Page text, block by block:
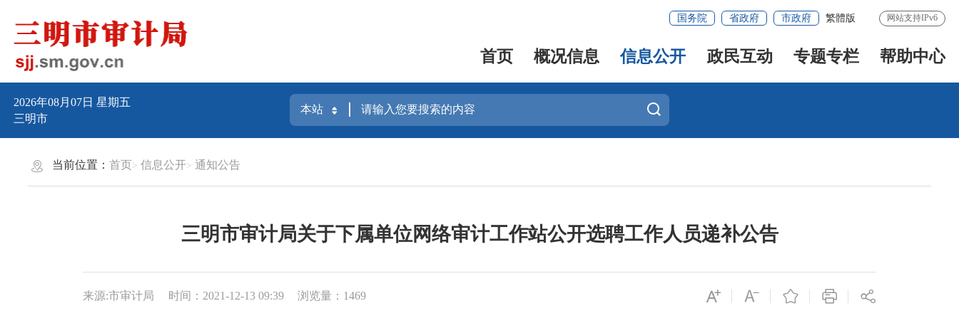
国务院 省政府 市政府 繁體版 网站支持IPv6
首页 概况信息 信息公开 政民互动 专题专栏 帮助中心
2026年08月07日星期五
三明市
当前位置：首页 信息公开 通知公告
三明市审计局关于下属单位网络审计工作站公开选聘工作人员递补公告
来源:市审计局 时间：2021-12-13 09:39 浏览量：1469